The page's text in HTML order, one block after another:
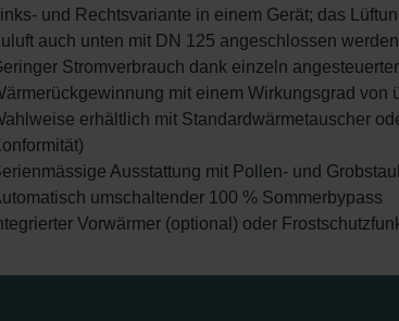
Links- und Rechtsvariante in einem Gerät; das
auch unten mit DN 125 angeschlossen
Stromverbrauch dank einzeln
mit einem Wirkungsgrad von
erhältlich mit Standardwärmetauscher
Ausstattung mit Pollen- und
umschaltender 100 % Sommerbypass
Vorwärmer (optional) oder